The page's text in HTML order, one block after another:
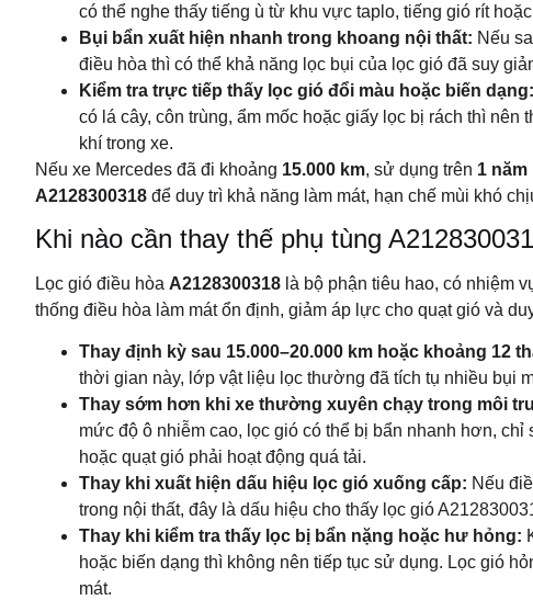
có thể nghe thấy tiếng ù từ khu vực taplo, tiếng gió rít
Bụi bẩn xuất hiện nhanh trong khoang nội thất: Nếu
điều hòa thì có thể khả năng lọc bụi của lọc gió đã suy
Kiểm tra trực tiếp thấy lọc gió đổi màu hoặc biến dạng:
có lá cây, côn trùng, ẩm mốc hoặc giấy lọc bị rách thì
khí trong xe.
Nếu xe Mercedes đã đi khoảng 15.000 km, sử dụng trên 1 năm
A2128300318 để duy trì khả năng làm mát, hạn chế mùi khó
Khi nào cần thay thế phụ tùng
Lọc gió điều hòa A2128300318 là bộ phận tiêu hao, có nhiệm
thống điều hòa làm mát ổn định, giảm áp lực cho quạt gió và
Thay định kỳ sau 15.000–20.000 km hoặc khoảng 12
thời gian này, lớp vật liệu lọc thường đã tích tụ nhiều bụi
Thay sớm hơn khi xe thường xuyên chạy trong môi
mức độ ô nhiễm cao, lọc gió có thể bị bẩn nhanh hơn, chỉ
hoặc quạt gió phải hoạt động quá tải.
Thay khi xuất hiện dấu hiệu lọc gió xuống cấp: Nếu
trong nội thất, đây là dấu hiệu cho thấy lọc gió
Thay khi kiểm tra thấy lọc bị bẩn nặng hoặc hư hỏng:
hoặc biến dạng thì không nên tiếp tục sử dụng. Lọc gió
mát.